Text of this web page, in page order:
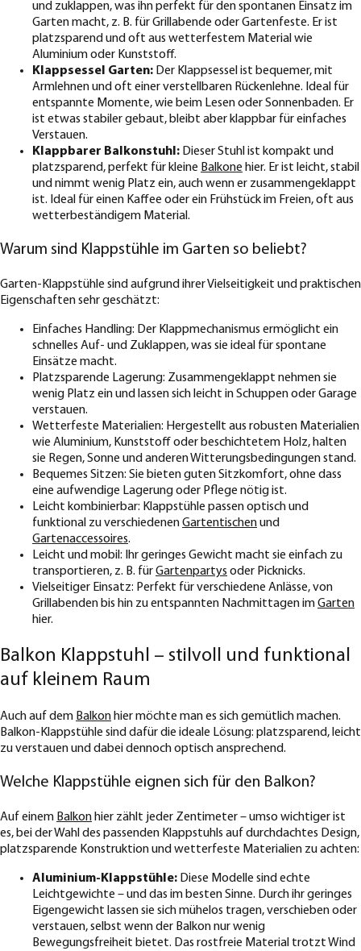
und zuklappen, was ihn perfekt für den spontanen Einsatz im
Garten macht, z. B. für Grillabende oder Gartenfeste. Er ist
platzsparend und oft aus wetterfestem Material wie
Aluminium oder Kunststoff.
Klappsessel Garten: Der Klappsessel ist bequemer, mit
Armlehnen und oft einer verstellbaren Rückenlehne. Ideal für
entspannte Momente, wie beim Lesen oder Sonnenbaden. Er
ist etwas stabiler gebaut, bleibt aber klappbar für einfaches
Verstauen.
Klappbarer Balkonstuhl: Dieser Stuhl ist kompakt und
platzsparend, perfekt für kleine Balkone hier. Er ist leicht, stabil
und nimmt wenig Platz ein, auch wenn er zusammengeklappt
ist. Ideal für einen Kaffee oder ein Frühstück im Freien, oft aus
wetterbeständigem Material.
Warum sind Klappstühle im Garten so beliebt?
Garten-Klappstühle sind aufgrund ihrer Vielseitigkeit und praktischen
Eigenschaften sehr geschätzt:
Einfaches Handling: Der Klappmechanismus ermöglicht ein
schnelles Auf- und Zuklappen, was sie ideal für spontane
Einsätze macht.
Platzsparende Lagerung: Zusammengeklappt nehmen sie
wenig Platz ein und lassen sich leicht in Schuppen oder Garage
verstauen.
Wetterfeste Materialien: Hergestellt aus robusten Materialien
wie Aluminium, Kunststoff oder beschichtetem Holz, halten
sie Regen, Sonne und anderen Witterungsbedingungen stand.
Bequemes Sitzen: Sie bieten guten Sitzkomfort, ohne dass
eine aufwendige Lagerung oder Pflege nötig ist.
Leicht kombinierbar: Klappstühle passen optisch und
funktional zu verschiedenenGartentischenund
Gartenaccessoires.
Leicht und mobil: Ihr geringes Gewicht macht sie einfach zu
transportieren, z. B. fürGartenpartys oder Picknicks.
Vielseitiger Einsatz: Perfekt für verschiedene Anlässe, von
Grillabenden bis hin zu entspannten Nachmittagen imGarten
hier.
Balkon Klappstuhl – stilvoll und funktional
auf kleinem Raum
Auch auf dem Balkon hier möchte man es sich gemütlich machen.
Balkon-Klappstühle sind dafür die ideale Lösung: platzsparend, leicht
zu verstauen und dabei dennoch optisch ansprechend.
Welche Klappstühle eignen sich für den Balkon?
Auf einem Balkon hier zählt jeder Zentimeter – umso wichtiger ist
es, bei der Wahl des passenden Klappstuhls auf durchdachtes Design,
platzsparende Konstruktion und wetterfeste Materialien zu achten:
Aluminium-Klappstühle: Diese Modelle sind echte
Leichtgewichte – und das im besten Sinne. Durch ihr geringes
Eigengewicht lassen sie sich mühelos tragen, verschieben oder
verstauen, selbst wenn der Balkon nur wenig
Bewegungsfreiheit bietet. Das rostfreie Material trotzt Wind